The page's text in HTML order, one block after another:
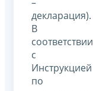
декларация).
В
соответствии
с
Инструкцией
по